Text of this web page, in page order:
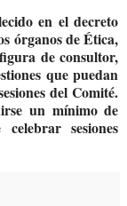
en el decreto
órganos de Ética,
figura de consultor,
que puedan
del Comité.
un mínimo de
sesiones